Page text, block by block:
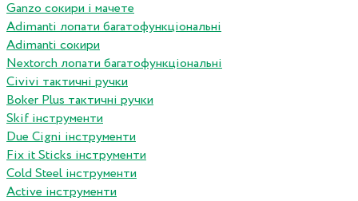
Ganzo сокири і мачете
Adimanti лопати багатофункціональні
Adimanti сокири
Nextorch лопати багатофункціональні
Сivivi тактичні ручки
Boker Plus тактичні ручки
Skif інструменти
Due Cigni інструменти
Fix it Sticks інструменти
Сold Steel інструменти
Active інструменти